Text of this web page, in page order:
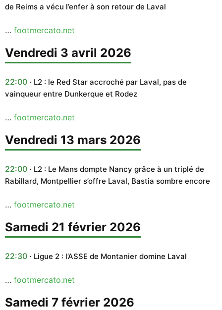
de Reims a vécu l’enfer à son retour de Laval
… footmercato.net
vendredi 3 avril 2026
22:00
L2 : le Red Star accroché par Laval, pas de
vainqueur entre Dunkerque et Rodez
… footmercato.net
vendredi 13 mars 2026
22:00
L2 : Le Mans dompte Nancy grâce à un triplé de
Rabillard, Montpellier s’offre Laval, Bastia sombre encore
… footmercato.net
samedi 21 février 2026
22:30 Ligue 2 : l’ASSE de Montanier domine Laval
… footmercato.net
samedi 7 février 2026